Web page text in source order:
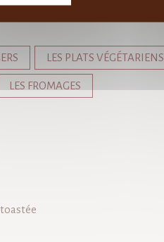
LES PLATS VÉGÉTARIENS
LES FROMAGES